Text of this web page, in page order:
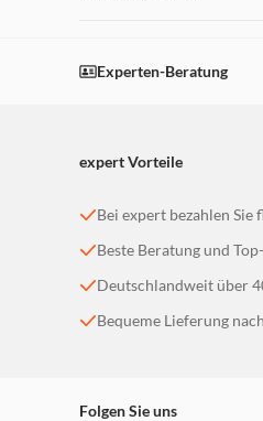
Einstellungen
Experten-Beratung
expert Vorteile
Bei expert bezahlen Sie
Beste Beratung und
Deutschlandweit über
Bequeme Lieferung
Folgen Sie uns